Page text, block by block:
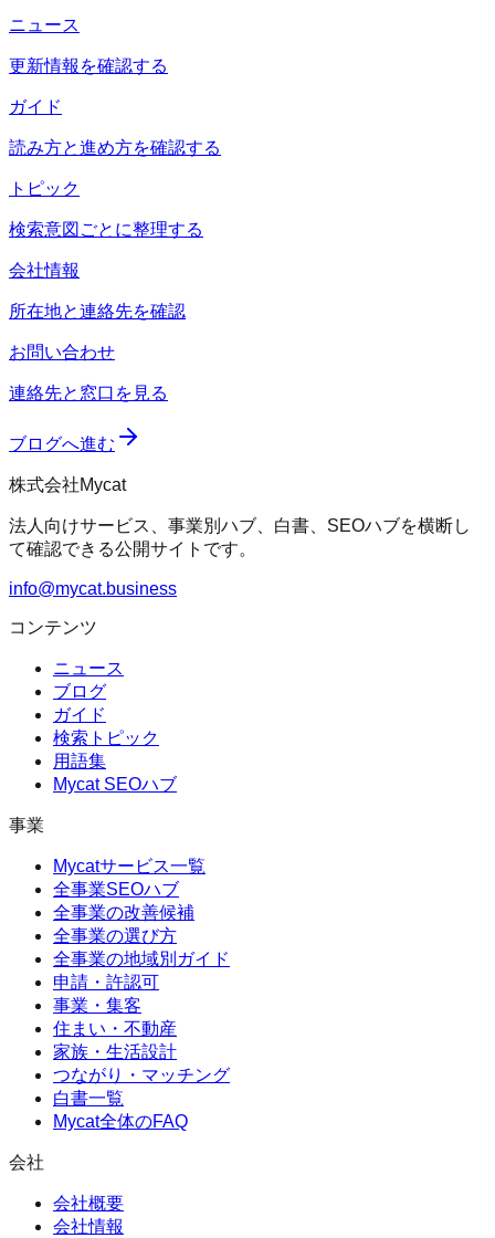
ニュース
更新情報を確認する
ガイド
読み方と進め方を確認する
トピック
検索意図ごとに整理する
会社情報
所在地と連絡先を確認
お問い合わせ
連絡先と窓口を見る
ブログへ進む
株式会社Mycat
法人向けサービス、事業別ハブ、白書、SEOハブを横断し
て確認できる公開サイトです。
info@mycat.business
コンテンツ
ニュース
ブログ
ガイド
検索トピック
用語集
Mycat SEOハブ
事業
Mycatサービス一覧
全事業SEOハブ
全事業の改善候補
全事業の選び方
全事業の地域別ガイド
申請・許認可
事業・集客
住まい・不動産
家族・生活設計
つながり・マッチング
白書一覧
Mycat全体のFAQ
会社
会社概要
会社情報